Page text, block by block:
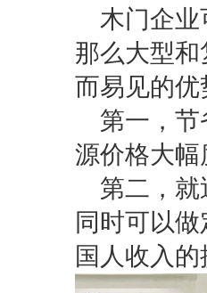
木门企业
那么大型
而易见的优
第一，
源价格大幅
第二，
同时可以
国人收入